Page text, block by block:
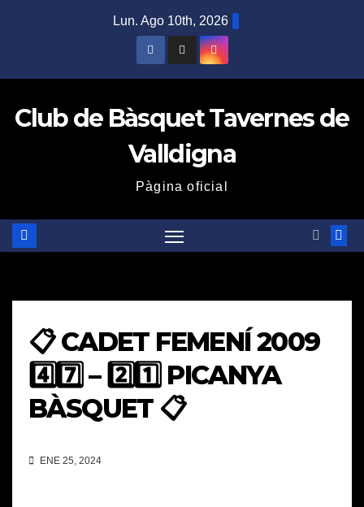
Lun. Ago 10th, 2026
Club de Bàsquet Tavernes de
Valldigna
Pàgina oficial
📋 CADET FEMENÍ 2009
4️⃣7️⃣ – 2️⃣1️⃣ PICANYA
BÀSQUET 📋
ENE 25, 2024